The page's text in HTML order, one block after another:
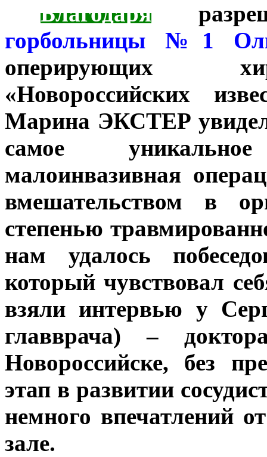
Благодаря
горбольницы №1
оперирующих
«Новороссийских
Марина ЭКСТЕР
самое
малоинвазивная
вмешательством в
степенью
нам удалось
который чувствовал
взяли интервью у
главврача) –
Новороссийске, без
этап в развитии
немного впечатлений
зале.